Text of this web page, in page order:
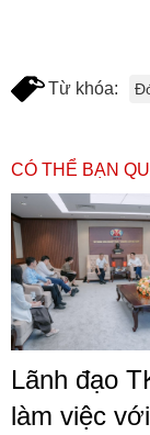
Từ khóa:
CÓ THỂ BẠN
Lãnh đạo
làm việc với